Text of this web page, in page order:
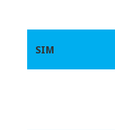
SIM